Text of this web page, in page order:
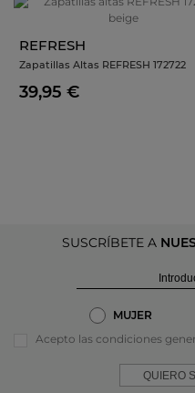
REFRESH
Zapatillas Altas REFRESH 172722
Beige
39,95 €
SUSCRÍBETE A
MUJER
Acepto las condiciones
QUIERO